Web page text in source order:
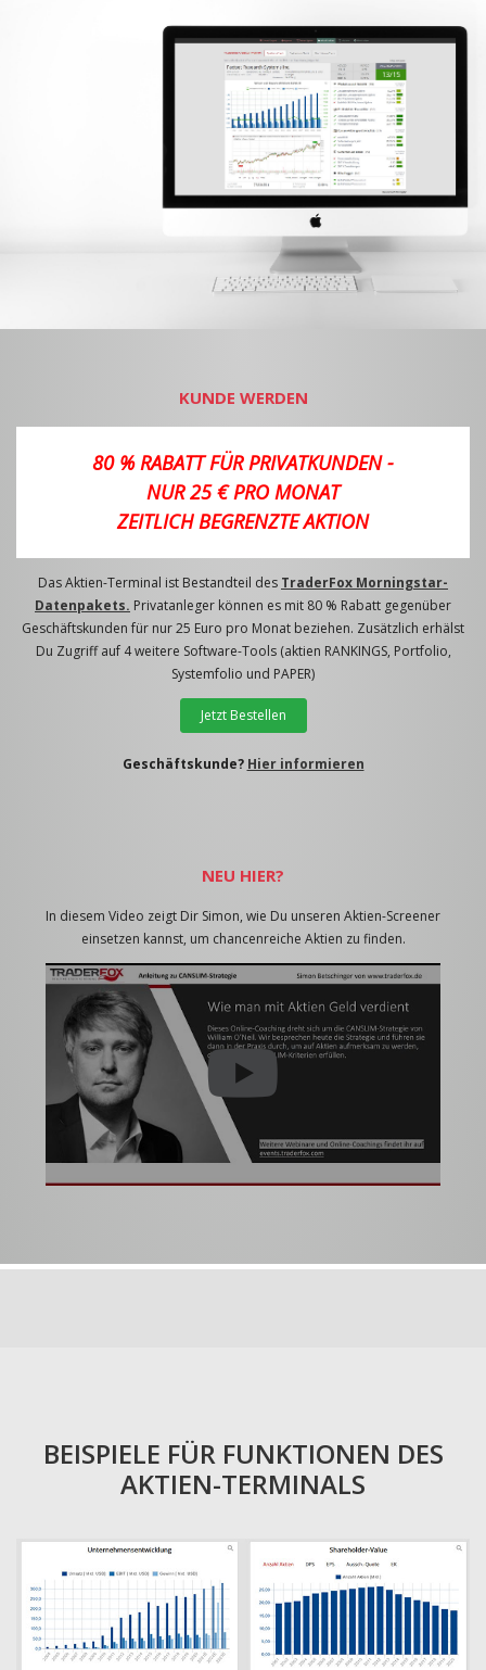
KUNDE WERDEN
80 % RABATT FÜR PRIVATKUNDEN -
NUR 25 € PRO MONAT
ZEITLICH BEGRENZTE AKTION
Das Aktien-Terminal ist Bestandteil des TraderFox Morningstar-
Datenpakets. Privatanleger können es mit 80 % Rabatt gegenüber
Geschäftskunden für nur 25 Euro pro Monat beziehen. Zusätzlich erhälst
Du Zugriff auf 4 weitere Software-Tools (aktien RANKINGS, Portfolio,
Systemfolio und PAPER)
Jetzt Bestellen
Geschäftskunde? Hier informieren
NEU HIER?
In diesem Video zeigt Dir Simon, wie Du unseren Aktien-Screener
einsetzen kannst, um chancenreiche Aktien zu finden.
BEISPIELE FÜR FUNKTIONEN DES
AKTIEN-TERMINALS